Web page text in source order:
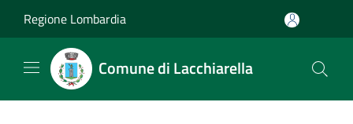
Regione Lombardia
Comune di Lacchiarella